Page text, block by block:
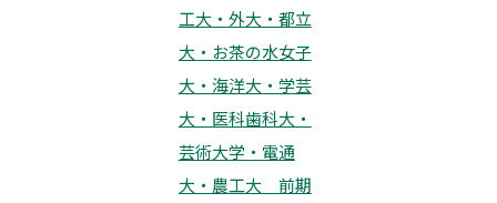
工大・外大・都立
大・お茶の水女子
大・海洋大・学芸
大・医科歯科大・
芸術大学・電通
大・農工大 前期